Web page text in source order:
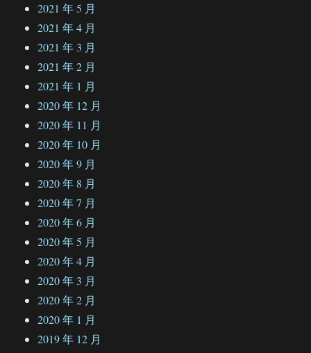
2021 年 5 月
2021 年 4 月
2021 年 3 月
2021 年 2 月
2021 年 1 月
2020 年 12 月
2020 年 11 月
2020 年 10 月
2020 年 9 月
2020 年 8 月
2020 年 7 月
2020 年 6 月
2020 年 5 月
2020 年 4 月
2020 年 3 月
2020 年 2 月
2020 年 1 月
2019 年 12 月